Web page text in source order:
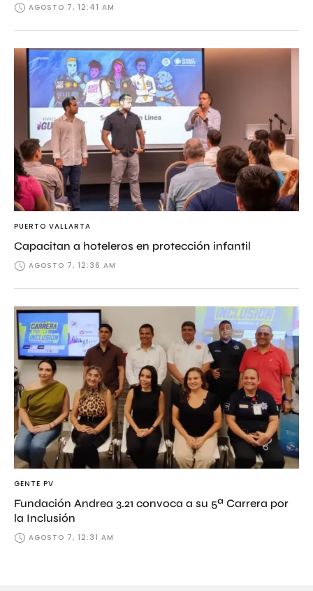
AGOSTO 7, 12:41 AM
PUERTO VALLARTA
Capacitan a hoteleros en protección infantil
AGOSTO 7, 12:36 AM
GENTE PV
Fundación Andrea 3.21 convoca a su 5ª Carrera por
la Inclusión
AGOSTO 7, 12:31 AM